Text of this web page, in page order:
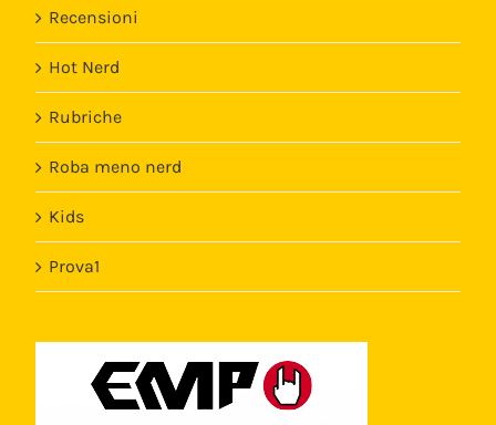
Recensioni
Hot Nerd
Rubriche
Roba meno nerd
Kids
Prova1